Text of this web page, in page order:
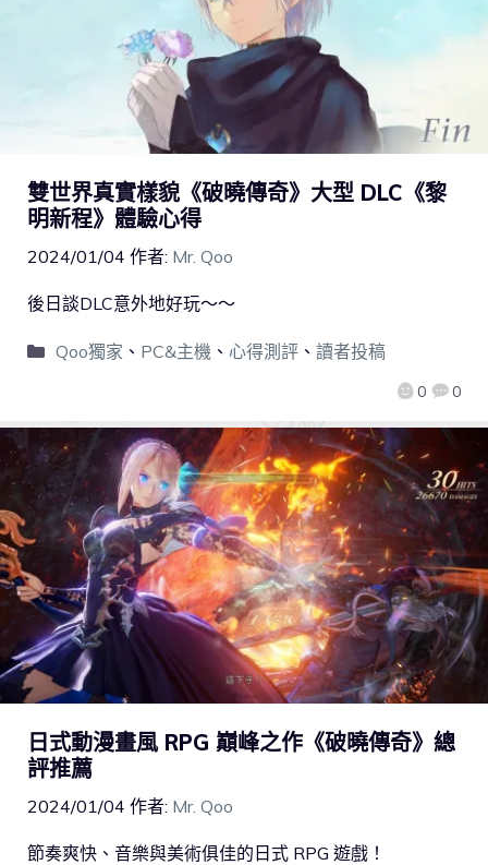
雙世界真實樣貌《破曉傳奇》大型 DLC《黎
明新程》體驗心得
2024/01/04 作者: Mr. Qoo
0 0
後日談DLC意外地好玩～～
Qoo獨家 、 PC&主機 、 心得測評、 讀者投稿
日式動漫畫風 RPG 巔峰之作《破曉傳奇》總
評推薦
2024/01/04 作者: Mr. Qoo
節奏爽快、音樂與美術俱佳的日式 RPG 遊戲！